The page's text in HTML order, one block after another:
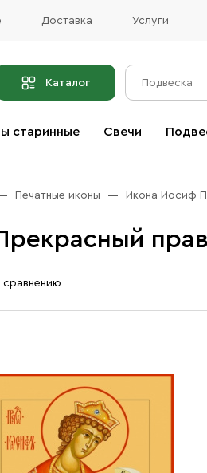
Доставка Услуги
Каталог
старинные Свечи
Печатные иконы Икона Иосиф
сравнению